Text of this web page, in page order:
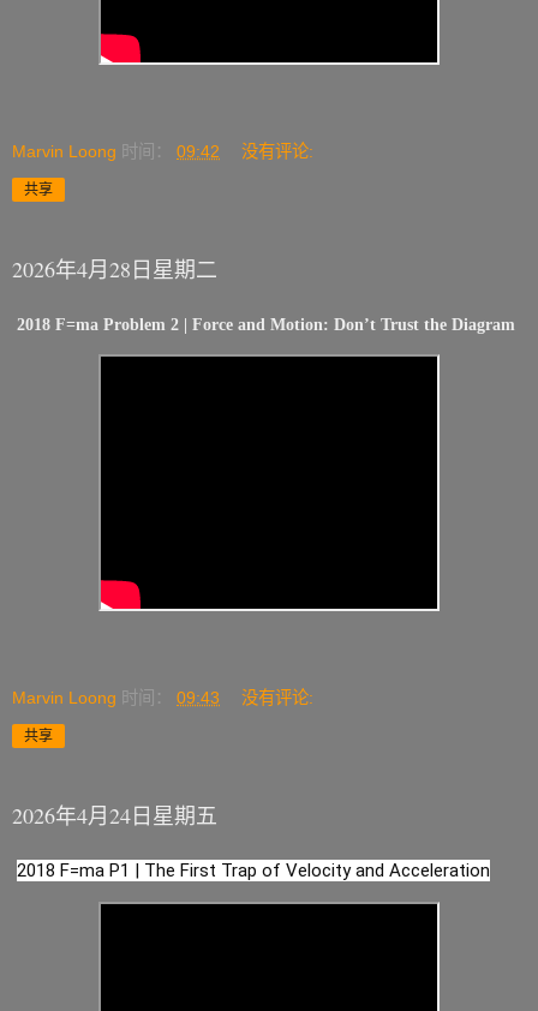
Marvin Loong 时间： 09:42 没有评论:
共享
2026年4月28日星期二
2018 F=ma Problem 2 | Force and Motion: Don’t Trust the Diagram
Marvin Loong 时间： 09:43 没有评论:
共享
2026年4月24日星期五
2018 F=ma P1 | The First Trap of Velocity and Acceleration